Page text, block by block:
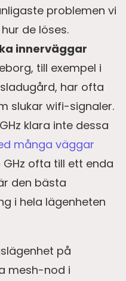
problemen vi
de löses.
innerväggar
till exempel i
har ofta
slukar wifi-signaler.
klara inte dessa
många väggar
ofta till ett enda
den bästa
i hela lägenheten
på
mesh-nod i